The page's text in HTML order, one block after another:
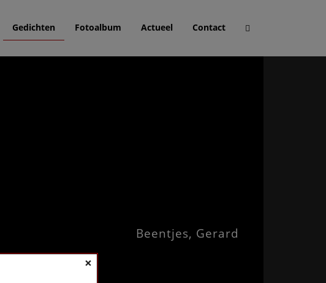
Gedichten Fotoalbum Actueel Contact
Beentjes, Gerard
×